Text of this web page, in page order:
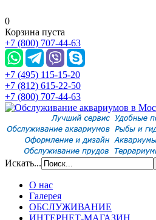
0
Корзина пуста
+7 (800) 707-44-63
+7 (495) 115-15-20
+7 (812) 615-22-50
+7 (800) 707-44-63
Искать...
О нас
Галерея
ОБСЛУЖИВАНИЕ
ИНТЕРНЕТ-МАГАЗИН